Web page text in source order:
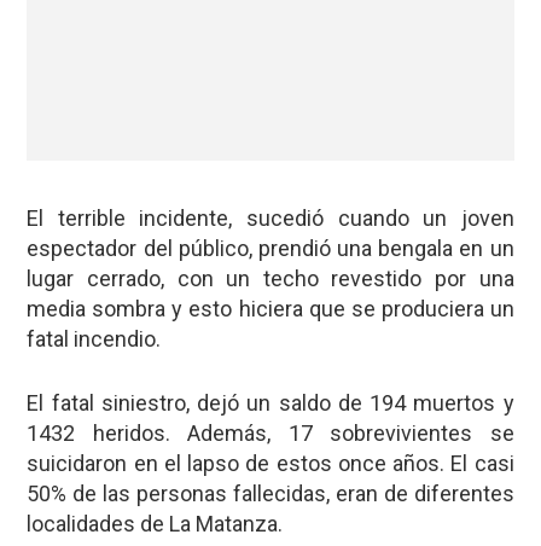
El terrible incidente, sucedió cuando un joven
espectador del público, prendió una bengala en un
lugar cerrado, con un techo revestido por una
media sombra y esto hiciera que se produciera un
fatal incendio.
El fatal siniestro, dejó un saldo de 194 muertos y
1432 heridos. Además, 17 sobrevivientes se
suicidaron en el lapso de estos once años. El casi
50% de las personas fallecidas, eran de diferentes
localidades de La Matanza.